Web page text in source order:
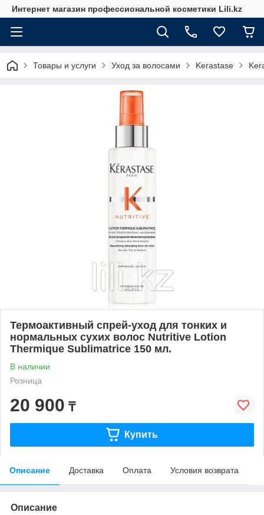
Интернет магазин профессиональной косметики Lili.kz
Товары и услуги Уход за волосами Kerastase
Термоактивный спрей-уход для тонких и
нормальных сухих волос Nutritive Lotion
Thermique Sublimatrice 150 мл.
В наличии
Розница
20 900 ₸
Купить
Описание Доставка Оплата Условия возврата
Описание